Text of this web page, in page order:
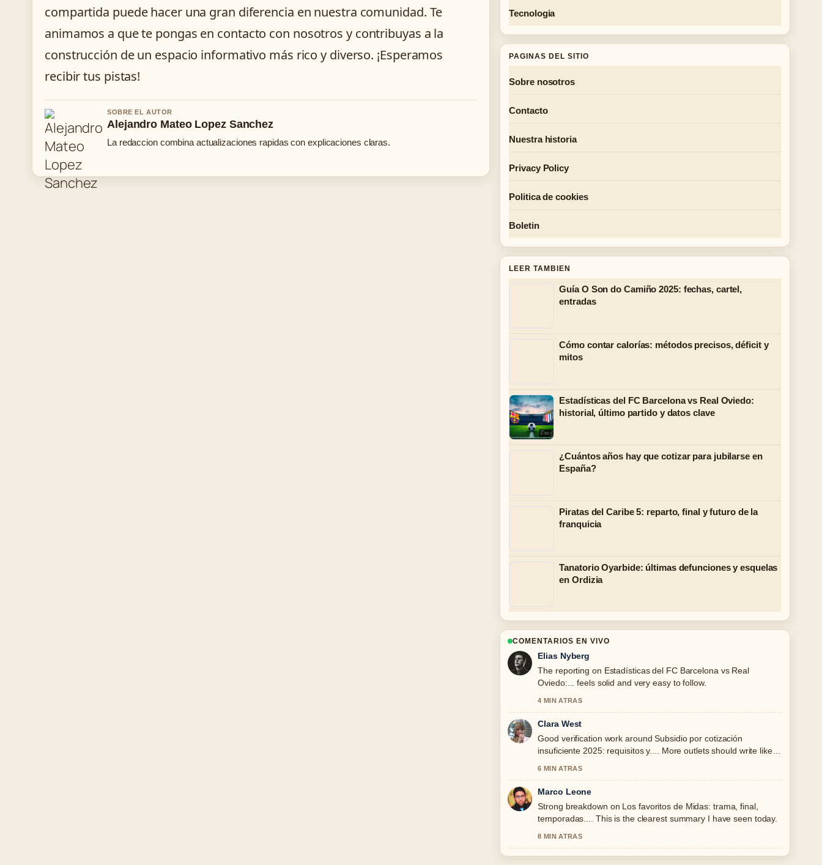
compartida puede hacer una gran diferencia en nuestra comunidad. Te
animamos a que te pongas en contacto con nosotros y contribuyas a la
construcción de un espacio informativo más rico y diverso. ¡Esperamos
recibir tus pistas!
SOBRE EL AUTOR
Alejandro Mateo Lopez Sanchez
La redaccion combina actualizaciones rapidas con explicaciones claras.
Tecnologia
PAGINAS DEL SITIO
Sobre nosotros
Contacto
Nuestra historia
Privacy Policy
Politica de cookies
Boletin
LEER TAMBIEN
Guía O Son do Camiño 2025: fechas, cartel,
entradas
Cómo contar calorías: métodos precisos, déficit y
mitos
Estadísticas del FC Barcelona vs Real Oviedo:
historial, último partido y datos clave
¿Cuántos años hay que cotizar para jubilarse en
España?
Piratas del Caribe 5: reparto, final y futuro de la
franquicia
Tanatorio Oyarbide: últimas defunciones y esquelas
en Ordizia
COMENTARIOS EN VIVO
Elias Nyberg
The reporting on Estadísticas del FC Barcelona vs Real
Oviedo:... feels solid and very easy to follow.
4 MIN ATRAS
Clara West
Good verification work around Subsidio por cotización
insuficiente 2025: requisitos y.... More outlets should write like
6 MIN ATRAS
Marco Leone
Strong breakdown on Los favoritos de Midas: trama, final,
temporadas.... This is the clearest summary I have seen today.
8 MIN ATRAS